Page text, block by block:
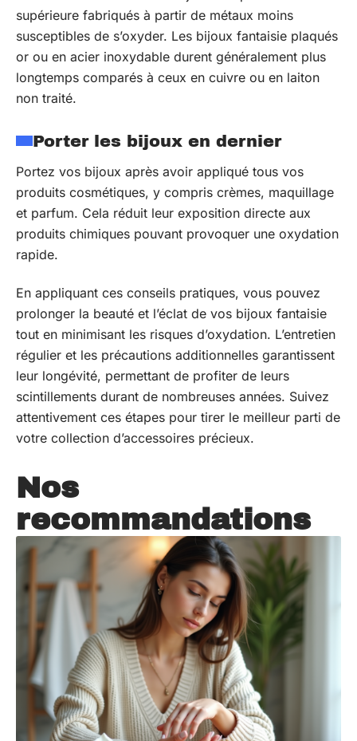
supérieure fabriqués à partir de métaux moins
susceptibles de s’oxyder. Les bijoux fantaisie plaqués
or ou en acier inoxydable durent généralement plus
longtemps comparés à ceux en cuivre ou en laiton
non traité.
Porter les bijoux en dernier
Portez vos bijoux après avoir appliqué tous vos
produits cosmétiques, y compris crèmes, maquillage
et parfum. Cela réduit leur exposition directe aux
produits chimiques pouvant provoquer une oxydation
rapide.
En appliquant ces conseils pratiques, vous pouvez
prolonger la beauté et l’éclat de vos bijoux fantaisie
tout en minimisant les risques d’oxydation. L’entretien
régulier et les précautions additionnelles garantissent
leur longévité, permettant de profiter de leurs
scintillements durant de nombreuses années. Suivez
attentivement ces étapes pour tirer le meilleur parti de
votre collection d’accessoires précieux.
Nos
recommandations